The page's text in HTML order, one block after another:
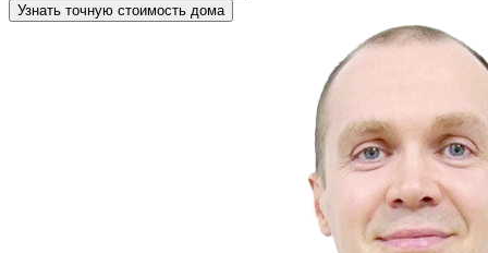
Узнать точную стоимость дома